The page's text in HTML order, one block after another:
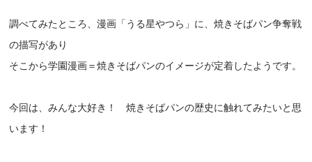
調べてみたところ、漫画「うる星やつら」に、焼きそばパン争奪戦
の描写があり
そこから学園漫画＝焼きそばパンのイメージが定着したようです。
今回は、みんな大好き！ 焼きそばパンの歴史に触れてみたいと思
います！